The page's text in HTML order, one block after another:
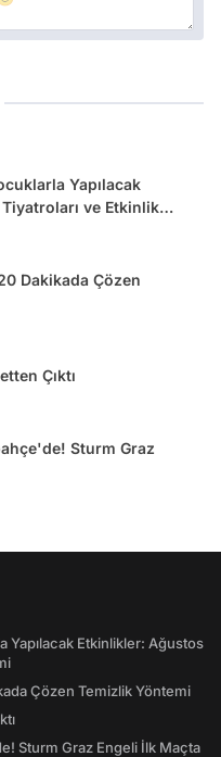
Yapılacak
ve Etkinlik
Dakikada Çözen
Çıktı
Sturm Graz
Yapılacak Etkinlikler: Ağustos
Çözen Temizlik Yöntemi
Sturm Graz Engeli İlk Maçta